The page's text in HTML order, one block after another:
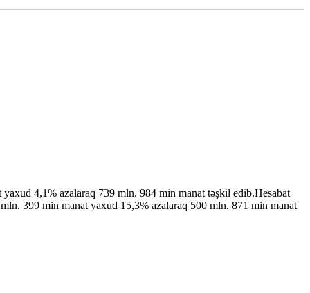
4,1% azalaraq 739 mln. 984 min manat təşkil edib.Hesabat
399 min manat yaxud 15,3% azalaraq 500 mln. 871 min manat